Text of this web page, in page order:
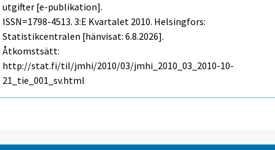
utgifter [e-publikation].
ISSN=1798-4513.3:e Kvartalet 2010. Helsingfors:
Statistikcentralen [hänvisat: 6.8.2026].
Åtkomstsätt:
http://stat.fi/til/jmhi/2010/03/jmhi_2010_03_2010-10-
21_tie_001_sv.html